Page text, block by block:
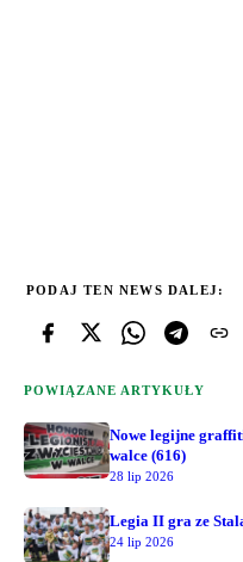
PODAJ TEN NEWS DALEJ:
POWIĄZANE ARTYKUŁY
Nowe legijne
walce (616)
28 lip 2026
Legia II gra ze
24 lip 2026